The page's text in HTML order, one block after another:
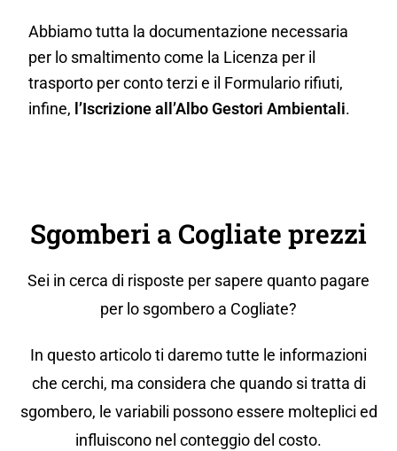
Abbiamo tutta la documentazione necessaria
per lo smaltimento come la Licenza per il
trasporto per conto terzi e il Formulario rifiuti,
infine, l’Iscrizione all’Albo Gestori Ambientali.
Sgomberi a Cogliate prezzi
Sei in cerca di risposte per sapere quanto pagare
per lo sgombero a Cogliate?
In questo articolo ti daremo tutte le informazioni
che cerchi, ma considera che quando si tratta di
sgombero, le variabili possono essere molteplici ed
influiscono nel conteggio del costo.